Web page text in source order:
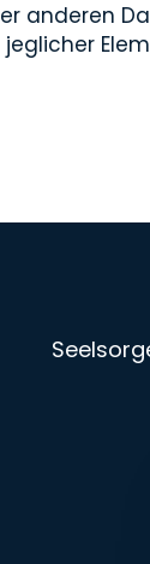
anderen